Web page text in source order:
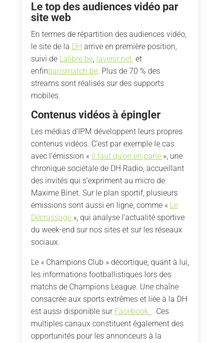
Le top des audiences vidéo par
site web
En termes de répartition des audiences vidéo,
le site de la DH arrive en première position,
suivi de Lalibre.be, lavenir.net et
enfinparismatch.be. Plus de 70 % des
streams sont réalisés sur des supports
mobiles.
Contenus vidéos à épingler
Les médias d’IPM développent leurs propres
contenus vidéos. C’est par exemple le cas
avec l’émission « Il faut qu’on en parle », une
chronique sociétale de DH Radio, accueillant
des invités qui s’expriment au micro de
Maxime Binet. Sur le plan sportif, plusieurs
émissions sont aussi en ligne, comme « Le
Décrassage », qui analyse l’actualité sportive
du week-end sur nos sites et sur les réseaux
sociaux.
Le « Champions Club » décortique, quant à lui,
les informations footballistiques lors des
matchs de Champions League. Une chaîne
consacrée aux sports extrêmes et liée à la DH
est aussi disponible sur Facebook.
Ces
multiples canaux constituent également des
opportunités pour les annonceurs à la